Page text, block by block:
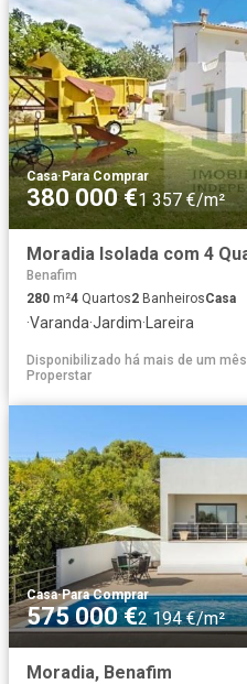
Casa·Para Comprar
380 000 €1 357 €/m²
Benafim
280 m²4 Quartos2 BanheirosCasa
·Varanda·Jardim· Lareira
Disponibilizado há mais de um mês
Properstar
Casa·Para Comprar
575 000 €2 194 €/m²
Moradia, Benafim